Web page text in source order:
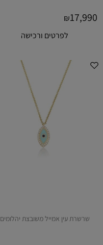
₪17,990
לפרטים ורכישה
שרשרת עין אמייל משובצת יהלומים